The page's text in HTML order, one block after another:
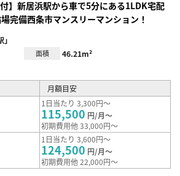
】新居浜駅から車で5分にある1LDK宅配
完備西条市マンスリーマンション！
面積 46.21m²
月額目安
1日当たり 3,300円～
115,500 円/月～
初期費用他 33,000円～
1日当たり 3,600円～
124,500 円/月～
初期費用他 22,000円～